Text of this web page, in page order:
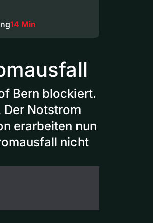
14 Min
Bern blockiert.
Der Notstrom
erarbeiten nun
nicht